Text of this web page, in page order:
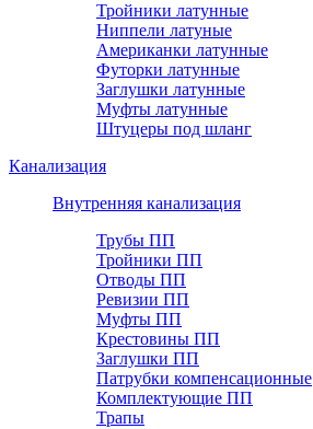
Тройники латунные
Ниппели латуные
Американки латунные
Футорки латунные
Заглушки латунные
Муфты латунные
Штуцеры под шланг
Канализация
Внутренняя канализация
Трубы ПП
Тройники ПП
Отводы ПП
Ревизии ПП
Муфты ПП
Крестовины ПП
Заглушки ПП
Патрубки компенсационные
Комплектующие ПП
Трапы